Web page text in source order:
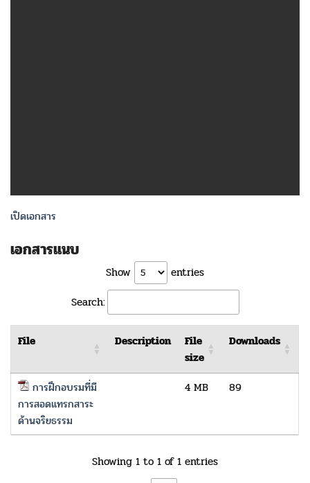
เปิดเอกสาร
เอกสารแนบ
Show
entries
Search:
File Description
File
size
Downloads
การฝึกอบรมที่มี
การสอดแทรกสาระ
ด้านจริยธรรม
4 MB 89
Showing 1 to 1 of 1 entries